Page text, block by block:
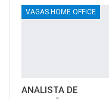
VAGAS HOME OFFICE
ANALISTA DE